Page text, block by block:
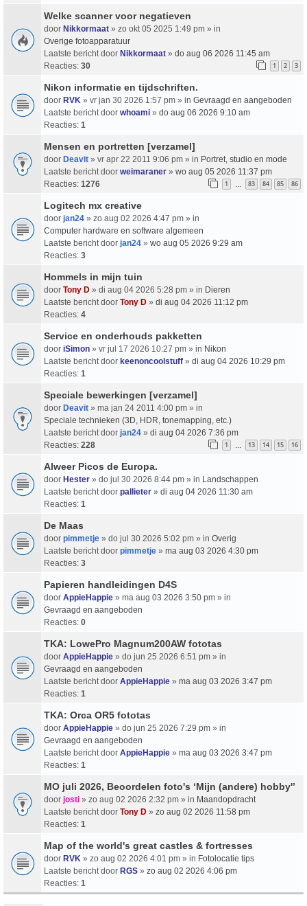
Welke scanner voor negatieven
door Nikkormaat » zo okt 05 2025 1:49 pm » in
Overige fotoapparatuur
Laatste bericht door Nikkormaat » do aug 06 2026 11:45 am
Reacties: 30 1 2 3
Nikon informatie en tijdschriften.
door RVK » vr jan 30 2026 1:57 pm » in Gevraagd en aangeboden
Laatste bericht door whoami » do aug 06 2026 9:10 am
Reacties: 1
Mensen en portretten [verzamel]
door Deavit » vr apr 22 2011 9:06 pm » in Portret, studio en mode
Laatste bericht door weimaraner » wo aug 05 2026 11:37 pm
Reacties: 1276 1 … 83 84 85 86
Logitech mx creative
door jan24 » zo aug 02 2026 4:47 pm » in
Computer hardware en software algemeen
Laatste bericht door jan24 » wo aug 05 2026 9:29 am
Reacties: 3
Hommels in mijn tuin
door Tony D » di aug 04 2026 5:28 pm » in Dieren
Laatste bericht door Tony D » di aug 04 2026 11:12 pm
Reacties: 4
Service en onderhouds pakketten
door iSimon » vr jul 17 2026 10:27 pm » in Nikon
Laatste bericht door keenoncoolstuff » di aug 04 2026 10:29 pm
Reacties: 1
Speciale bewerkingen [verzamel]
door Deavit » ma jan 24 2011 4:00 pm » in
Speciale technieken (3D, HDR, tonemapping, etc.)
Laatste bericht door jan24 » di aug 04 2026 7:36 pm
Reacties: 228 1 … 13 14 15 16
Alweer Picos de Europa.
door Hester » do jul 30 2026 8:44 pm » in Landschappen
Laatste bericht door pallieter » di aug 04 2026 11:30 am
Reacties: 1
De Maas
door pimmetje » do jul 30 2026 5:02 pm » in Overig
Laatste bericht door pimmetje » ma aug 03 2026 4:30 pm
Reacties: 3
Papieren handleidingen D4S
door AppieHappie » ma aug 03 2026 3:50 pm » in
Gevraagd en aangeboden
Reacties: 0
TKA: LowePro Magnum200AW fototas
door AppieHappie » do jun 25 2026 6:51 pm » in
Gevraagd en aangeboden
Laatste bericht door AppieHappie » ma aug 03 2026 3:47 pm
Reacties: 1
TKA: Orca OR5 fototas
door AppieHappie » do jun 25 2026 7:29 pm » in
Gevraagd en aangeboden
Laatste bericht door AppieHappie » ma aug 03 2026 3:47 pm
Reacties: 1
MO juli 2026, Beoordelen foto's ‘Mijn (andere) hobby'’
door josti » zo aug 02 2026 2:32 pm » in Maandopdracht
Laatste bericht door Tony D » zo aug 02 2026 11:58 pm
Reacties: 1
Map of the world's great castles & fortresses
door RVK » zo aug 02 2026 4:01 pm » in Fotolocatie tips
Laatste bericht door RGS » zo aug 02 2026 4:06 pm
Reacties: 1